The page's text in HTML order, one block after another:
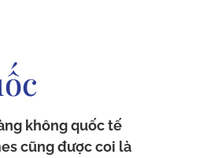
không quốc tế
cũng được coi là